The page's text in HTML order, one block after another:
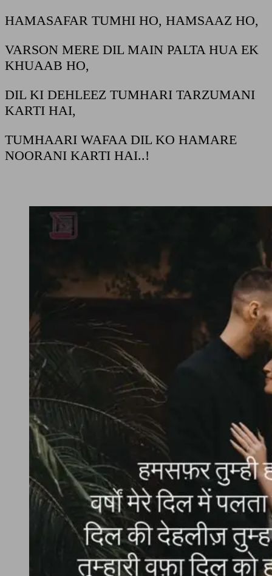
HAMASAFAR TUMHI HO, HAMSAAZ HO,
VARSON MERE DIL MAIN PALTA HUA EK
KHUAAB HO,
DIL KI DEHLEEZ TUMHARI TARZUMANI
KARTI HAI,
TUMHAARI WAFAA DIL KO HAMARE
NOORANI KARTI HAI..!